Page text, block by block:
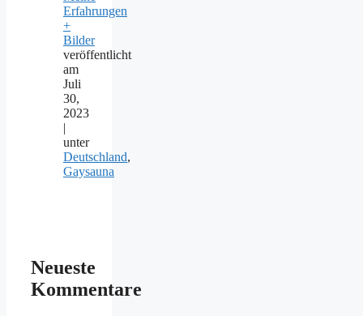
Erfahrungen
+
Bilder
veröffentlicht
am
Juli
30,
2023
|
unter
Deutschland,
Gaysauna
Neueste
Kommentare